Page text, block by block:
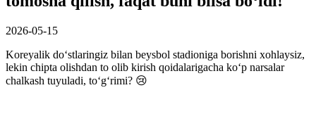
2026-05-15
Koreyalik do‘stlaringiz bilan beysbol stadioniga borishni xohlaysiz,
lekin chipta olishdan to olib kirish qoidalarigacha ko‘p narsalar
chalkash tuyuladi, to‘g‘rimi? 😢